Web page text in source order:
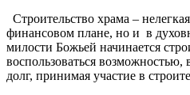
Строительство храма –
финансовом плане, но и в
милости Божьей начинается
воспользоваться
долг, принимая участие в